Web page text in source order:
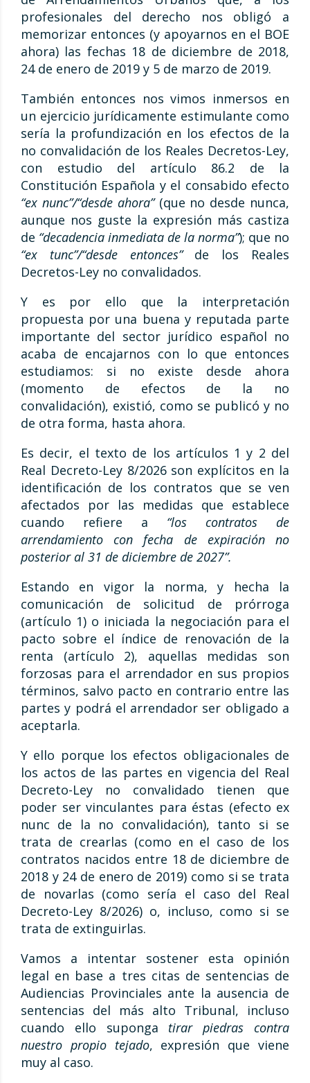
profesionales del derecho nos obligó a
memorizar entonces (y apoyarnos en el BOE
ahora) las fechas 18 de diciembre de 2018,
24 de enero de 2019 y 5 de marzo de 2019.
También entonces nos vimos inmersos en
un ejercicio jurídicamente estimulante como
sería la profundización en los efectos de la
no convalidación de los Reales Decretos-Ley,
con estudio del artículo 86.2 de la
Constitución Española y el consabido efecto
“ex nunc”/“desde ahora”(que no desde nunca,
aunque nos guste la expresión más castiza
de “decadencia inmediata de la norma”); que no
“ex tunc”/“desde entonces”de los Reales
Decretos-Ley no convalidados.
Y es por ello que la interpretación
propuesta por una buena y reputada parte
importante del sector jurídico español no
acaba de encajarnos con lo que entonces
estudiamos: si no existe desde ahora
(momento de efectos de la no
convalidación), existió, como se publicó y no
de otra forma, hasta ahora.
Es decir, el texto de los artículos 1 y 2 del
Real Decreto-Ley 8/2026 son explícitos en la
identificación de los contratos que se ven
afectados por las medidas que establece
cuando refiere a “los contratos de
arrendamiento con fecha de expiración no
posterior al 31 de diciembre de 2027”.
Estando en vigor la norma, y hecha la
comunicación de solicitud de prórroga
(artículo 1) o iniciada la negociación para el
pacto sobre el índice de renovación de la
renta (artículo 2), aquellas medidas son
forzosas para el arrendador en sus propios
términos, salvo pacto en contrario entre las
partes y podrá el arrendador ser obligado a
aceptarla.
Y ello porque los efectos obligacionales de
los actos de las partes en vigencia del Real
Decreto-Ley no convalidado tienen que
poder ser vinculantes para éstas (efecto ex
nunc de la no convalidación), tanto si se
trata de crearlas (como en el caso de los
contratos nacidos entre 18 de diciembre de
2018 y 24 de enero de 2019) como si se trata
de novarlas (como sería el caso del Real
Decreto-Ley 8/2026) o, incluso, como si se
trata de extinguirlas.
Vamos a intentar sostener esta opinión
legal en base a tres citas de sentencias de
Audiencias Provinciales ante la ausencia de
sentencias del más alto Tribunal, incluso
cuando ello suponga tirar piedras contra
nuestro propio tejado, expresión que viene
muy al caso.